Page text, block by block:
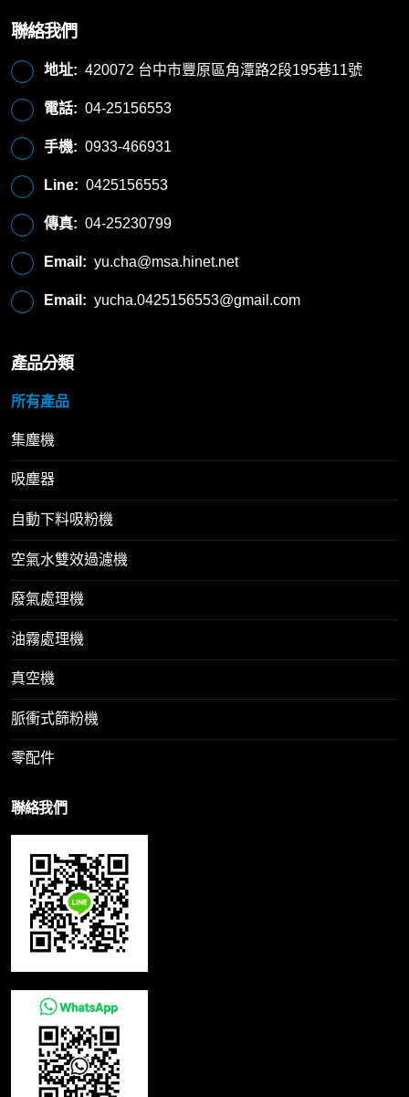
聯絡我們
地址: 420072 台中市豐原區角潭路2段195巷11號
電話: 04-25156553
手機: 0933-466931
Line: 0425156553
傳真: 04-25230799
Email: yu.cha@msa.hinet.net
Email: yucha.0425156553@gmail.com
產品分類
所有產品
集塵機
吸塵器
自動下料吸粉機
空氣水雙效過濾機
廢氣處理機
油霧處理機
真空機
脈衝式篩粉機
零配件
聯絡我們